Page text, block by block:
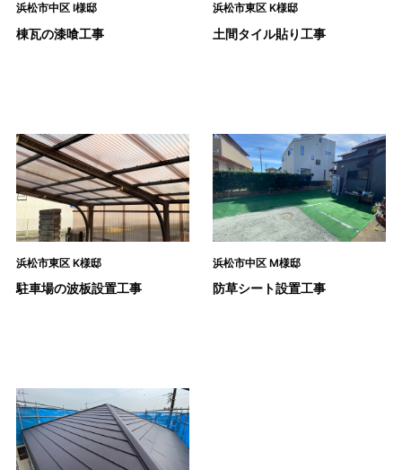
浜松市中区 I様邸
棟瓦の漆喰工事
浜松市東区 K様邸
土間タイル貼り工事
浜松市東区 K様邸
駐車場の波板設置工事
浜松市中区 M様邸
防草シート設置工事